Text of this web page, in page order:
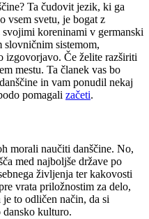
Ta čudovit jezik, ki ga
vsem svetu, je bogat z
svojimi koreninami v germanski
slovničnim sistemom,
izgovorjavo. Če želite razširiti
mestu. Ta članek vas bo
in vam ponudil nekaj
pomagali začeti.
morali naučiti danščine. No,
med najboljše države po
življenja ter kakovosti
vrata priložnostim za delo,
je to odličen način, da si
dansko kulturo.